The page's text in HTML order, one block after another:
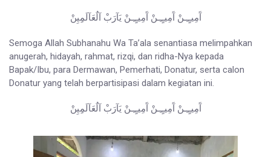
آَمِيـٍـِـنْ آَمِيـٍـِـنْ آَمِيـٍـِـنْ يَآرَبْ آلٌعَآلَمِِيِنْ
Semoga Allah Subhanahu Wa Ta’ala senantiasa melimpahkan
anugerah, hidayah, rahmat, rizqi, dan ridha-Nya kepada
Bapak/Ibu, para Dermawan, Pemerhati, Donatur, serta calon
Donatur yang telah berpartisipasi dalam kegiatan ini.
آَمِيـٍـِـنْ آَمِيـٍـِـنْ آَمِيـٍـِـنْ يَآرَبْ آلٌعَآلَمِِيِنْ